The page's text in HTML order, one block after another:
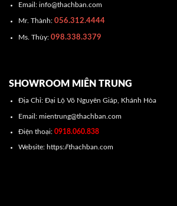
Email: info@thachban.com
Mr. Thành:056.312.4444
Ms. Thùy: 098.338.3379
SHOWROOM MIÊN TRUNG
Địa Chỉ: Đại Lộ Võ Nguyên Giáp, Khánh Hòa
Email: mientrung@thachban.com
Điện thoại: 0918.060.838
Website: https://thachban.com